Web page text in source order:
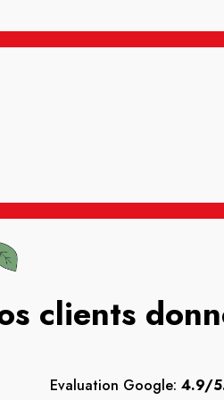
clients
Evaluation Google: 4.9/